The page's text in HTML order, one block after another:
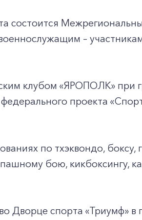
состоится
–
клубом «ЯРОПОЛК» при
проекта
по тхэквондо, боксу,
бою, кикбоксингу,
Дворце спорта «Триумф»